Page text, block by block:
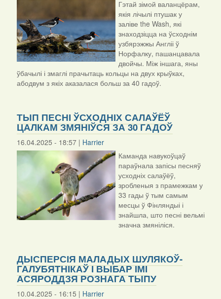
Гэтай зімой валанцёрам,
якія лічылі птушак у
заліве the Wash, які
знаходзіцца на ўсходнім
узбярэжжы Англіі ў
Норфалку, пашанцавала
двойчы. Між іншага, яны
ўбачылі і змаглі прачытаць кольцы на двух крыўках,
абодвум з якіх аказалася больш за 40 гадоў.
ТЫП ПЕСНІ ЎСХОДНІХ САЛАЎЁЎ
ЦАЛКАМ ЗМЯНІЎСЯ ЗА 30 ГАДОЎ
16.04.2025 - 18:57 | Harrier
Каманда навукоўцаў
параўнала запісы песняў
усходніх салаўёў,
зробленыя з прамежкам у
33 гады ў тым самым
месцы ў Фінляндыі і
знайшла, што песні вельмі
значна змяніліся.
ДЫСПЕРСІЯ МАЛАДЫХ ШУЛЯКОЎ-
ГАЛУБЯТНІКАЎ І ВЫБАР ІМІ
АСЯРОДДЗЯ РОЗНАГА ТЫПУ
10.04.2025 - 16:15 | Harrier